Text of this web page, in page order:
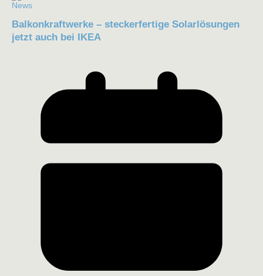
News
Balkonkraftwerke – steckerfertige Solarlösungen
jetzt auch bei IKEA